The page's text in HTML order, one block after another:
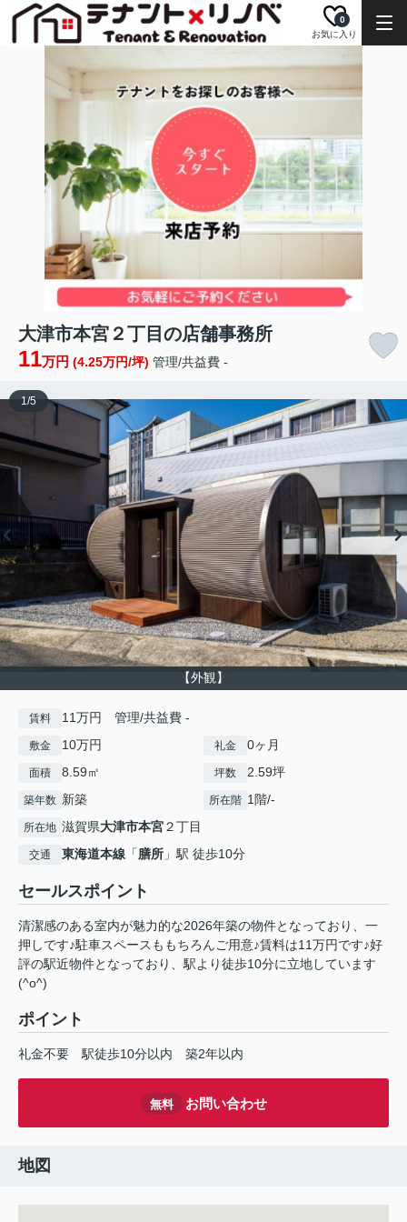
お気に入り
0
大津市本宮２丁目の店舗事務所
11万円 (4.25万円/坪) 管理/共益費 -
【外観】
1 /5
賃料 11万円 管理/共益費 -
敷金 10万円 礼金 0ヶ月
面積 8.59㎡ 坪数 2.59坪
築年数 新築 所在階 1階/-
所在地 滋賀県大津市本宮２丁目
交通 東海道本線 「膳所 」駅 徒歩10分
セールスポイント
清潔感のある室内が魅力的な2026年築の物件となっており、一
押しです♪駐車スペースももちろんご用意♪賃料は11万円です♪好
評の駅近物件となっており、駅より徒歩10分に立地しています
(^o^)
ポイント
礼金不要 駅徒歩10分以内 築2年以内
無料 お問い合わせ
地図